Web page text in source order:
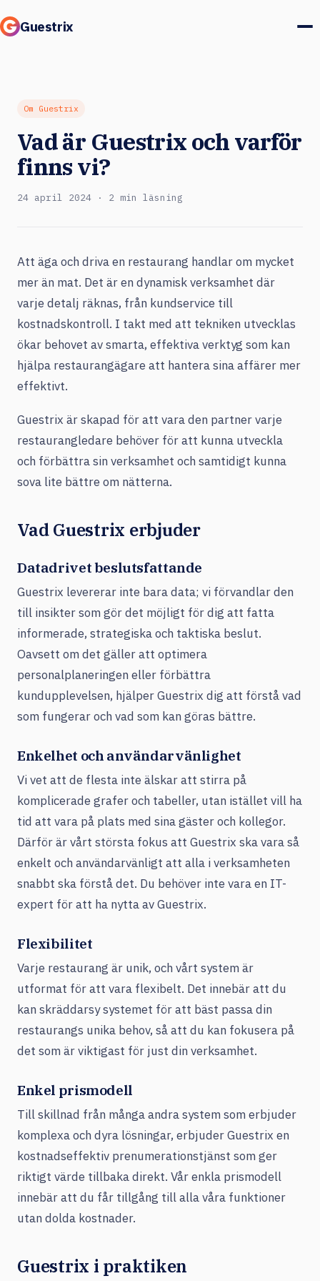
Guestrix
Integrationer
Priser
Logga in
Boka en demo
Om Guestrix
Vad är Guestrix och varför
finns vi?
24 april 2024 · 2 min läsning
Att äga och driva en restaurang handlar om mycket
mer än mat. Det är en dynamisk verksamhet där
varje detalj räknas, från kundservice till
kostnadskontroll. I takt med att tekniken utvecklas
ökar behovet av smarta, effektiva verktyg som kan
hjälpa restaurangägare att hantera sina affärer mer
effektivt.
Guestrix är skapad för att vara den partner varje
restaurangledare behöver för att kunna utveckla
och förbättra sin verksamhet och samtidigt kunna
sova lite bättre om nätterna.
Vad Guestrix erbjuder
Datadrivet beslutsfattande
Guestrix levererar inte bara data; vi förvandlar den
till insikter som gör det möjligt för dig att fatta
informerade, strategiska och taktiska beslut.
Oavsett om det gäller att optimera
personalplaneringen eller förbättra
kundupplevelsen, hjälper Guestrix dig att förstå vad
som fungerar och vad som kan göras bättre.
Enkelhet och användarvänlighet
Vi vet att de flesta inte älskar att stirra på
komplicerade grafer och tabeller, utan istället vill ha
tid att vara på plats med sina gäster och kollegor.
Därför är vårt största fokus att Guestrix ska vara så
enkelt och användarvänligt att alla i verksamheten
snabbt ska förstå det. Du behöver inte vara en IT-
expert för att ha nytta av Guestrix.
Flexibilitet
Varje restaurang är unik, och vårt system är
utformat för att vara flexibelt. Det innebär att du
kan skräddarsy systemet för att bäst passa din
restaurangs unika behov, så att du kan fokusera på
det som är viktigast för just din verksamhet.
Enkel prismodell
Till skillnad från många andra system som erbjuder
komplexa och dyra lösningar, erbjuder Guestrix en
kostnadseffektiv prenumerationstjänst som ger
riktigt värde tillbaka direkt. Vår enkla prismodell
innebär att du får tillgång till alla våra funktioner
utan dolda kostnader.
Guestrix i praktiken